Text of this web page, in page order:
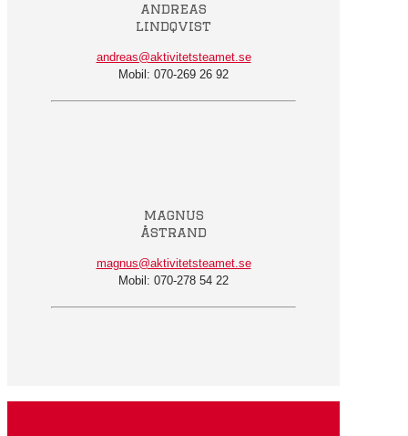
andreas
lindqvist
andreas@aktivitetsteamet.se
Mobil: 070-269 26 92
magnus
åstrand
magnus@aktivitetsteamet.se
Mobil: 070-278 54 22